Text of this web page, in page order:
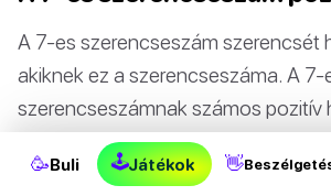
A 7-es szerencseszám szerencsét
akiknek ez a szerencseszáma. A 7-
szerencseszámnak számos pozitív
emberek életére.
🥳Buli 🕹Játékok 👋